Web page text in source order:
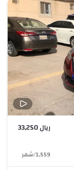
ريال 33,250
1,559
/شهر